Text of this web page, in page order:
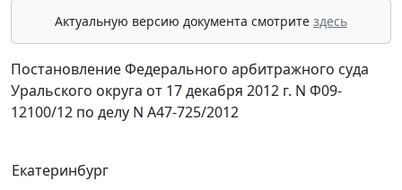
Актуальную версию документа смотрите здесь
Постановление Федерального арбитражного суда
Уральского округа от 17 декабря 2012 г. N Ф09-
12100/12 по делу N А47-725/2012
Екатеринбург